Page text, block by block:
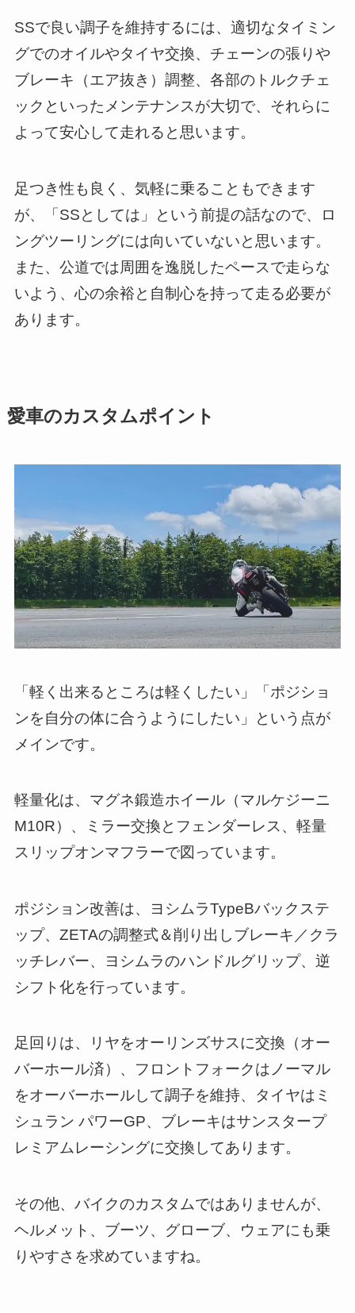
SSで良い調子を維持するには、適切なタイミン
グでのオイルやタイヤ交換、チェーンの張りや
ブレーキ（エア抜き）調整、各部のトルクチェ
ックといったメンテナンスが大切で、それらに
よって安心して走れると思います。
足つき性も良く、気軽に乗ることもできます
が、「SSとしては」という前提の話なので、ロ
ングツーリングには向いていないと思います。
また、公道では周囲を逸脱したペースで走らな
いよう、心の余裕と自制心を持って走る必要が
あります。
愛車のカスタムポイント
「軽く出来るところは軽くしたい」「ポジショ
ンを自分の体に合うようにしたい」という点が
メインです。
軽量化は、マグネ鍛造ホイール（マルケジーニ
M10R）、ミラー交換とフェンダーレス、軽量
スリップオンマフラーで図っています。
ポジション改善は、ヨシムラTypeBバックステ
ップ、ZETAの調整式＆削り出しブレーキ／クラ
ッチレバー、ヨシムラのハンドルグリップ、逆
シフト化を行っています。
足回りは、リヤをオーリンズサスに交換（オー
バーホール済）、フロントフォークはノーマル
をオーバーホールして調子を維持、タイヤはミ
シュラン パワーGP、ブレーキはサンスタープ
レミアムレーシングに交換してあります。
その他、バイクのカスタムではありませんが、
ヘルメット、ブーツ、グローブ、ウェアにも乗
りやすさを求めていますね。